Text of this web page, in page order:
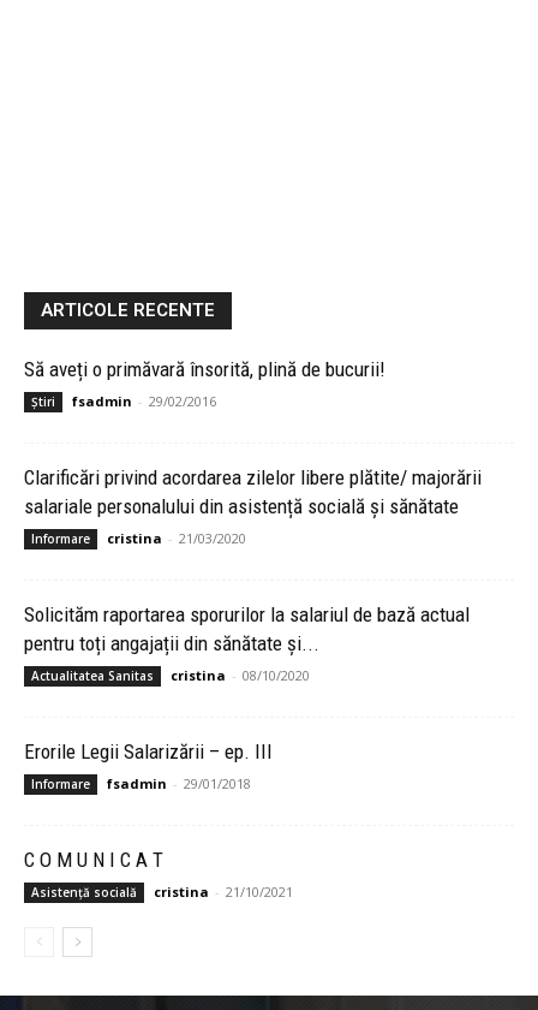
ARTICOLE RECENTE
Să aveți o primăvară însorită, plină de bucurii!
Știri fsadmin - 29/02/2016
Clarificări privind acordarea zilelor libere plătite/ majorării
salariale personalului din asistență socială și sănătate
Informare cristina - 21/03/2020
Solicităm raportarea sporurilor la salariul de bază actual
pentru toți angajații din sănătate și...
Actualitatea Sanitas cristina - 08/10/2020
Erorile Legii Salarizării – ep. III
Informare fsadmin - 29/01/2018
C O M U N I C A T
Asistență socială cristina - 21/10/2021